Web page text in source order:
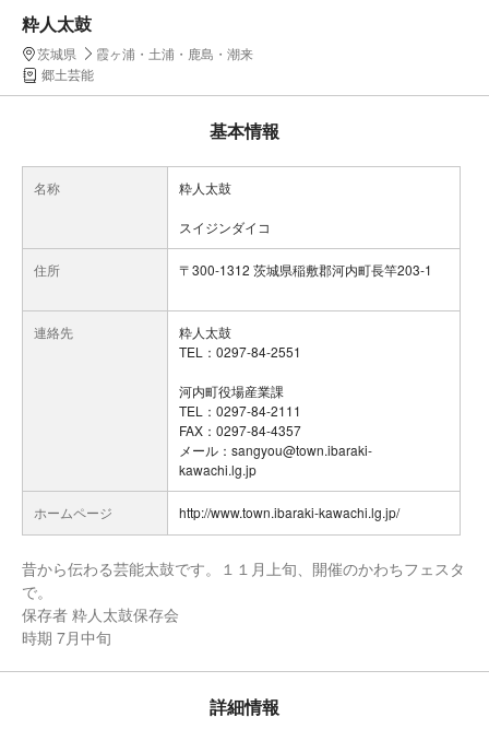
粋人太鼓
茨城県
霞ヶ浦・土浦・鹿島・潮来
郷土芸能
基本情報
名称 粋人太鼓
スイジンダイコ
住所 〒300-1312 茨城県稲敷郡河内町長竿203-1
連絡先
粋人太鼓
TEL：0297-84-2551
河内町役場産業課
TEL：0297-84-2111
FAX：0297-84-4357
メール：sangyou@town.ibaraki-
kawachi.lg.jp
ホームページ http://www.town.ibaraki-kawachi.lg.jp/
昔から伝わる芸能太鼓です。１１月上旬、開催のかわちフェスタ
で。
保存者 粋人太鼓保存会
時期 7月中旬
詳細情報